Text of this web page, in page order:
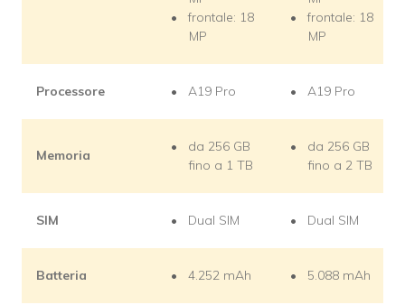
frontale: 18
MP
frontale: 18
MP
Processore A19 Pro A19 Pro
Memoria
da 256 GB
fino a 1 TB
da 256 GB
fino a 2 TB
SIM Dual SIM Dual SIM
Batteria 4.252 mAh 5.088 mAh